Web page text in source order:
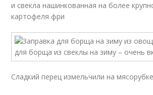
и свекла нашинкованная на более
картофеля фри
Сладкий перец измельчили на